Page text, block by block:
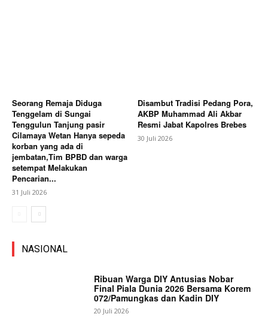
Seorang Remaja Diduga
Tenggelam di Sungai
Tenggulun Tanjung pasir
Cilamaya Wetan Hanya sepeda
korban yang ada di
jembatan,Tim BPBD dan warga
setempat Melakukan
Pencarian...
31 Juli 2026
Disambut Tradisi Pedang Pora,
AKBP Muhammad Ali Akbar
Resmi Jabat Kapolres Brebes
30 Juli 2026
NASIONAL
Ribuan Warga DIY Antusias Nobar
Final Piala Dunia 2026 Bersama Korem
072/Pamungkas dan Kadin DIY
20 Juli 2026